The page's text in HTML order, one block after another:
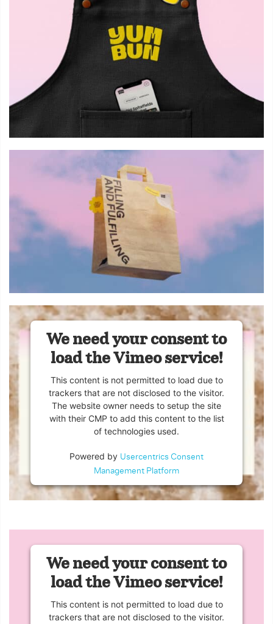
We need your consent to
load the Vimeo service!
This content is not permitted to load due to
trackers that are not disclosed to the visitor.
The website owner needs to setup the site
with their CMP to add this content to the list
of technologies used.
Powered by Usercentrics Consent
Management Platform
We need your consent to
load the Vimeo service!
This content is not permitted to load due to
trackers that are not disclosed to the visitor.